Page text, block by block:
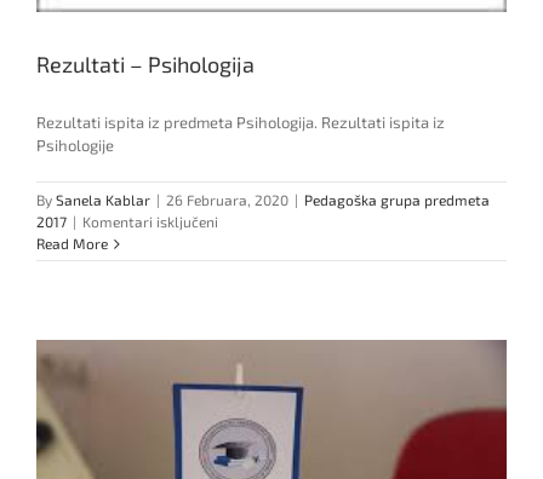
Rezultati – Psihologija
Rezultati ispita iz predmeta Psihologija. Rezultati ispita iz
Psihologije
By Sanela Kablar | 26 Februara, 2020 | Pedagoška grupa predmeta
2017 | Komentari isključeni
–
Read More